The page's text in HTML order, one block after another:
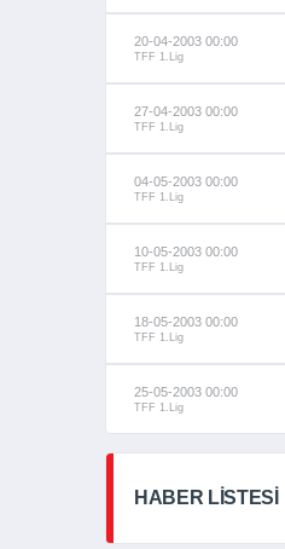
20-04-2003 00:00
TFF 1.Lig
27-04-2003 00:00
TFF 1.Lig
04-05-2003 00:00
TFF 1.Lig
10-05-2003 00:00
TFF 1.Lig
18-05-2003 00:00
TFF 1.Lig
25-05-2003 00:00
TFF 1.Lig
HABER LİSTESİ